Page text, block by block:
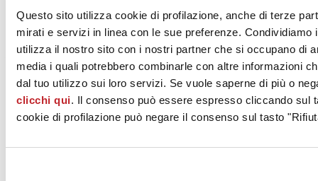
Questo sito utilizza cookie di profilazione, anche di terze
mirati e servizi in linea con le sue preferenze.
utilizza il nostro sito con i nostri partner che si occupano di
media i quali potrebbero combinarle con altre informazioni
dal tuo utilizzo sui loro servizi. Se vuole saperne di più o
clicchi qui. Il consenso può essere espresso cliccando sul
cookie di profilazione può negare il consenso sul tasto
alle persone e all’ambiente
Il settore dell'edilizia sta dimostrando una crescente attenzione nei
confronti della salute delle persone e dell'ambiente. Oggi, i prodotti
da costruzione devono possedere un profilo prestazionale che
consideri non solo la fornitura, l’installazione e la manutenzione,
ma anche il loro effetto sull’ambiente naturale e sulla salubrità
dell’edificio.
La qualità dell’abitare è strettamente legata all‘imprescindibile